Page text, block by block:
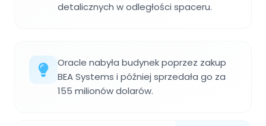
detalicznych w odległości spaceru.
Oracle nabyła budynek poprzez zakup
BEA Systems i później sprzedała go za
155 milionów dolarów.